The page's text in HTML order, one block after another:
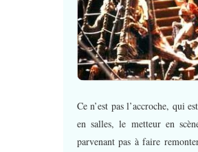
Ce n’est pas l’accroche, qui
en salles, le metteur en
parvenant pas à faire